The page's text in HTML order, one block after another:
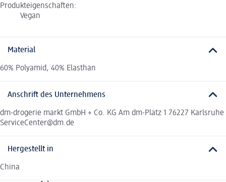
Produkteigenschaften:
Vegan
Material
60% Polyamid, 40% Elasthan
Anschrift des Unternehmens
dm-drogerie markt GmbH + Co. KG Am dm-Platz 1 76227 Karlsruhe
ServiceCenter@dm.de
Hergestellt in
China